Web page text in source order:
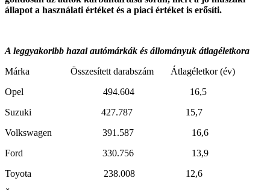
állapot a használati értéket és a piaci értéket is erősíti.
A leggyakoribb hazai autómárkák és állományuk átlagéletkora
Márka Összesített darabszám Átlagéletkor (év)
Opel 494.604 16,5
Suzuki 427.787 15,7
Volkswagen 391.587 16,6
Ford 330.756 13,9
Toyota 238.008 12,6